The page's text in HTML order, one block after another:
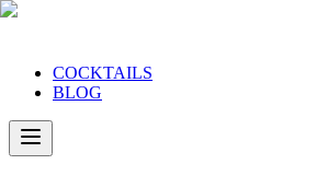
COCKTAILS
BLOG